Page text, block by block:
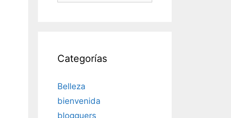
Categorías
Belleza
bienvenida
blogguers